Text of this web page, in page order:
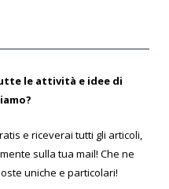
le attività e idee di
e riceverai tutti gli articoli,
sulla tua mail! Che ne
uniche e particolari!